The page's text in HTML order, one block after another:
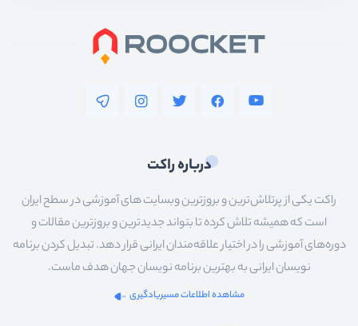
درباره راکت
راکت یکی از پرتلاش‌ترین و بروزترین وبسایت های آموزشی در سطح ایران
است که همیشه تلاش کرده تا بتواند جدیدترین و بروزترین مقالات و
دوره‌های آموزشی را در اختیار علاقه‌مندان ایرانی قرار دهد. تبدیل کردن برنامه
نویسان ایرانی به بهترین برنامه نویسان جهان هدف ماست.
مشاهده اطلاعات مسیریادگیری